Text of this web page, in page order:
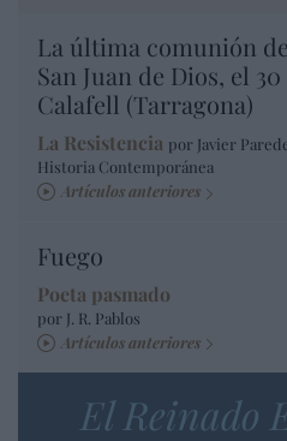
La última comunión
San Juan de Dios, el
Calafell (Tarragona)
La Resistencia por Javier
Historia Contemporánea
Artículos anteriores
Fuego
Poeta pasmado
por J. R. Pablos
Artículos anteriores
El Reinado